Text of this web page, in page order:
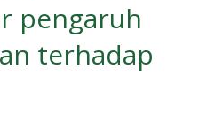
pengaruh
terhadap